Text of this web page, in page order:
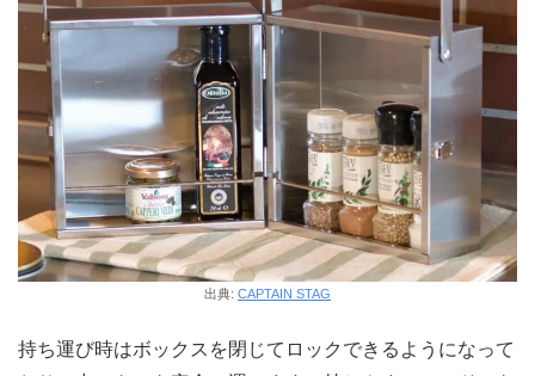
出典: CAPTAIN STAG
持ち運び時はボックスを閉じてロックできるようになって